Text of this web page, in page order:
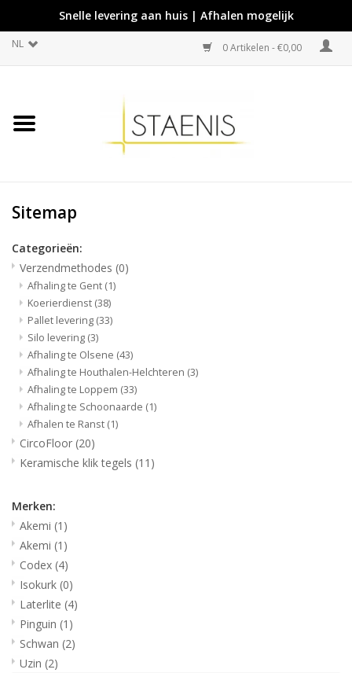
Snelle levering aan huis | Afhalen mogelijk
NL 0 Artikelen - €0,00
Sitemap
Categorieën:
Verzendmethodes (0)
Afhaling te Gent (1)
Koerierdienst (38)
Pallet levering (33)
Silo levering (3)
Afhaling te Olsene (43)
Afhaling te Houthalen-Helchteren (3)
Afhaling te Loppem (33)
Afhaling te Schoonaarde (1)
Afhalen te Ranst (1)
CircoFloor (20)
Keramische klik tegels (11)
Merken:
Akemi (1)
Akemi (1)
Codex (4)
Isokurk (0)
Laterlite (4)
Pinguin (1)
Schwan (2)
Uzin (2)